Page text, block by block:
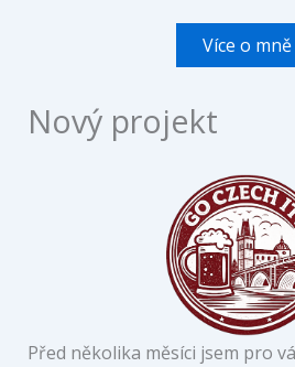
Více o mně
Nový projekt
Před několika měsíci jsem pro